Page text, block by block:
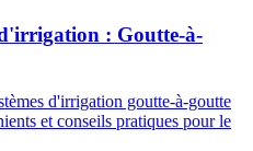
: Goutte-à-
d'irrigation goutte-à-goutte
et conseils pratiques pour le